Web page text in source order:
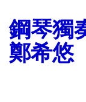
鋼琴獨
鄭希悠